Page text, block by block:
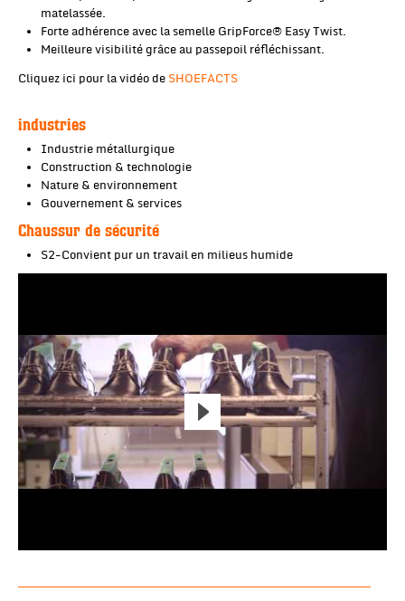
matelassée.
Forte adhérence avec la semelle GripForce® Easy Twist.
Meilleure visibilité grâce au passepoil réfléchissant.
Cliquez ici pour la vidéo de SHOEFACTS
industries
Industrie métallurgique
Construction & technologie
Nature & environnement
Gouvernement & services
Chaussur de sécurité
S2-Convient pur un travail en milieus humide